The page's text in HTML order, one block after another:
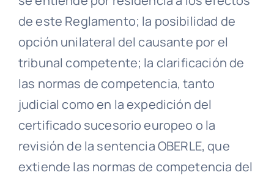
de este Reglamento; la posibilidad de
opción unilateral del causante por el
tribunal competente; la clarificación de
las normas de competencia, tanto
judicial como en la expedición del
certificado sucesorio europeo o la
revisión de la sentencia OBERLE, que
extiende las normas de competencia del